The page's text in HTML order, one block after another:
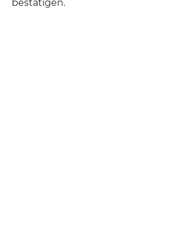
bestätigen.